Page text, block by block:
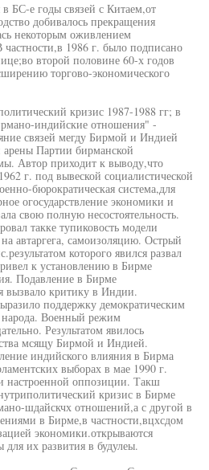
в БС-е годы связей с Китаем,от
добивалось прекращения
некоторым оживлением
1986 г. было подписано
второй половине 60-х годов
торгово-экономического
кризис 1987-1988 гг; в
индийские отношения" -
связей мегду Бирмой и Индией
арены Партии бирманской
Автор приходит к выводу,что
г. под вывеской социалистической
бюрократическая система,для
огосударствление экономики и
свою полную несостоятельность.
такке тупиковость модели
автаргега, самоизоляцию. Острый
которого явился развал
к установлению в Бирме
Подавление в Бирме
вызвало критику в Индии.
поддержку демократическим
народа. Военный режим
Результатом явилось
мсящу Бирмой и Индией.
индийского влияния в Бирма
выборах в мае 1990 г.
настроенной оппозиции. Такш
кризис в Бирме
шдайскчх отношений,а с другой в
в Бирме,в частности,вцхсдом
экономики.открываются
их развития в будулеы.